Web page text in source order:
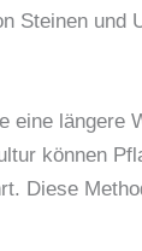
Steinen und
längere
können
Diese